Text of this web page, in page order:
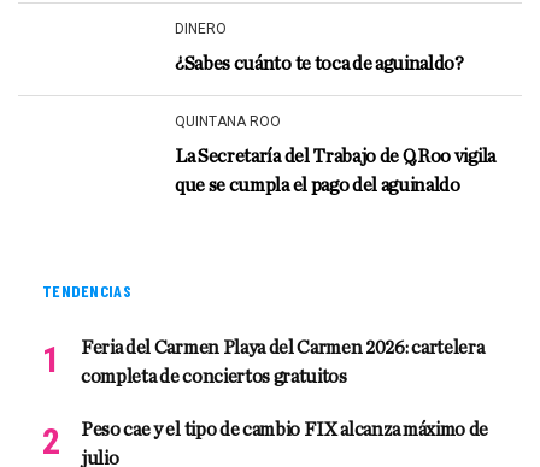
DINERO
¿Sabes cuánto te toca de aguinaldo?
QUINTANA ROO
La Secretaría del Trabajo de Q.Roo vigila
que se cumpla el pago del aguinaldo
TENDENCIAS
Feria del Carmen Playa del Carmen 2026: cartelera
completa de conciertos gratuitos
Peso cae y el tipo de cambio FIX alcanza máximo de
julio